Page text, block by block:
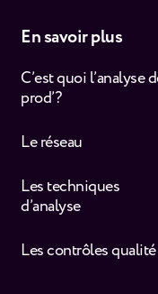
En savoir plus
C’est quoi l’analyse
prod’ ?
Le réseau
Les techniques
d’analyse
Les contrôles qualité